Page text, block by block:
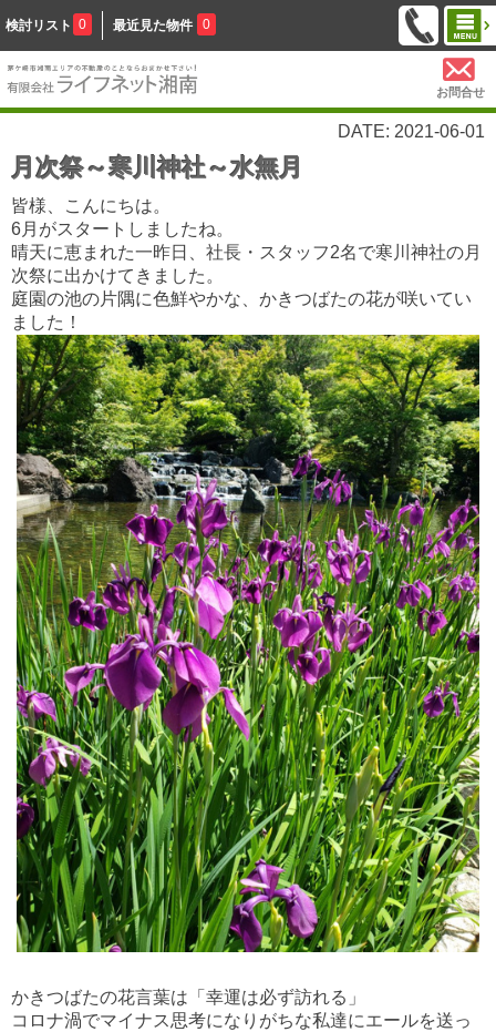
検討リスト 0 最近見た物件 0
お問合せ
DATE: 2021-06-01
月次祭～寒川神社～水無月
皆様、こんにちは。
6月がスタートしましたね。
晴天に恵まれた一昨日、社長・スタッフ2名で寒川神社の月
次祭に出かけてきました。
庭園の池の片隅に色鮮やかな、かきつばたの花が咲いてい
ました！
かきつばたの花言葉は「幸運は必ず訪れる」
コロナ渦でマイナス思考になりがちな私達にエールを送っ